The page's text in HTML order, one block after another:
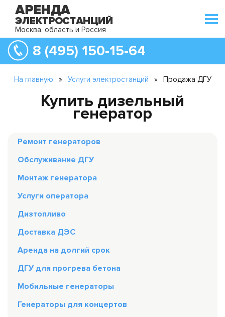
Москва, область и Россия
8 (495) 150-15-64
На главную » Услуги электростанций » Продажа ДГУ
Купить дизельный
генератор
Ремонт генераторов
Обслуживание ДГУ
Монтаж генератора
Услуги оператора
Дизтопливо
Доставка ДЭС
Аренда на долгий срок
ДГУ для прогрева бетона
Мобильные генераторы
Генераторы для концертов